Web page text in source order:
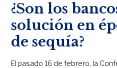
¿Son los
solución en
de sequía?
El pasado 16 de febrero, la